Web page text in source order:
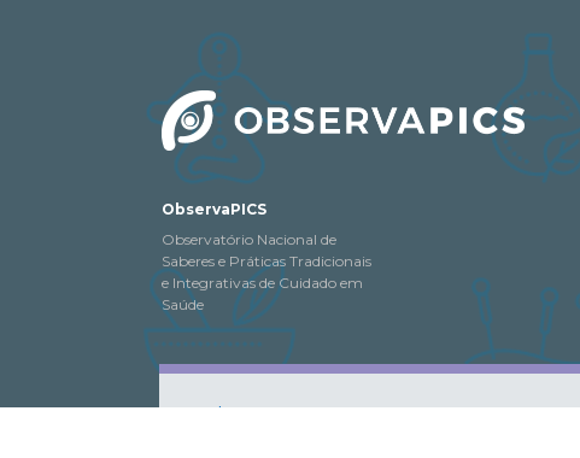
ObservaPICS
Observatório Nacional de
Saberes e Práticas Tradicionais
e Integrativas de Cuidado em
Saúde
© 2018-2026. Todo o conteúdo deste